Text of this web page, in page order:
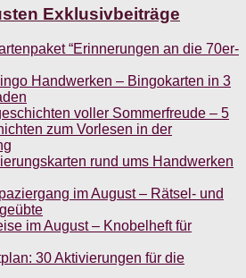
Exklusivbeiträge
“Erinnerungen an die 70er-
Handwerken – Bingokarten in 3
voller Sommerfreude – 5
zum Vorlesen in der
rund ums Handwerken
im August – Rätsel- und
im August – Knobelheft für
30 Aktivierungen für die